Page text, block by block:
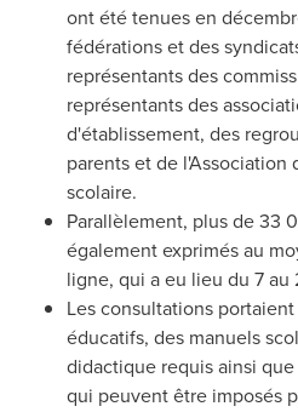
ont été tenues en
fédérations et des
représentants des
représentants des
d'établissement, des
parents et de l'Association
scolaire.
Parallèlement, plus de 33
également exprimés au
ligne, qui a eu lieu du 7 au
Les consultations
éducatifs, des manuels
didactique requis ainsi
qui peuvent être imposés